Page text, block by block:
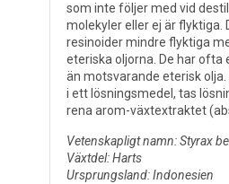
som inte följer med vid
molekyler eller ej är flyktiga.
resinoider mindre flyktiga
eteriska oljorna. De har
än motsvarande eterisk
i ett lösningsmedel, tas
rena arom-växtextraktet
Vetenskapligt namn: Styrax
Växtdel: Harts
Ursprungsland: Indonesien